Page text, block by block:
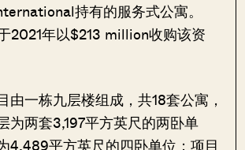
持有的服务式公寓。
2021年以$213 million收购该资
由一栋九层楼组成，共18套公寓，
为两套3,197平方英尺的两卧单
4,489平方英尺的四卧单位；项目